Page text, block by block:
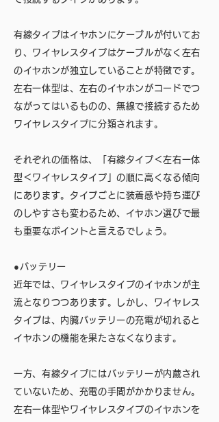
有線タイプはイヤホンにケーブルが付いてお
り、ワイヤレスタイプはケーブルがなく左右
のイヤホンが独立していることが特徴です。
左右一体型は、左右のイヤホンがコードでつ
ながってはいるものの、無線で接続するため
ワイヤレスタイプに分類されます。
それぞれの価格は、「有線タイプ＜左右一体
型＜ワイヤレスタイプ」の順に高くなる傾向
にあります。タイプごとに装着感や持ち運び
のしやすさも変わるため、イヤホン選びで最
も重要なポイントと言えるでしょう。
●バッテリー
近年では、ワイヤレスタイプのイヤホンが主
流となりつつあります。しかし、ワイヤレス
タイプは、内臓バッテリーの充電が切れると
イヤホンの機能を果たさなくなります。
一方、有線タイプにはバッテリーが内蔵され
ていないため、充電の手間がかかりません。
左右一体型やワイヤレスタイプのイヤホンを